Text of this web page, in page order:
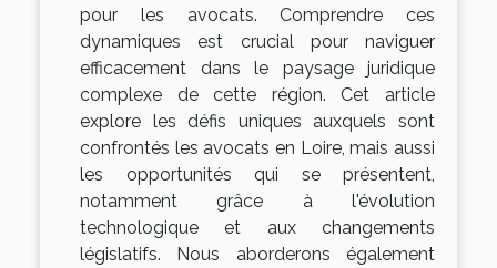
pour les avocats. Comprendre ces
dynamiques est crucial pour naviguer
efficacement dans le paysage juridique
complexe de cette région. Cet article
explore les défis uniques auxquels sont
confrontés les avocats en Loire, mais aussi
les opportunités qui se présentent,
notamment grâce à l'évolution
technologique et aux changements
législatifs. Nous aborderons également